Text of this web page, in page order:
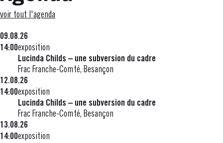
voir tout l'agenda
09.08.26
14:00exposition
Lucinda Childs – une subversion du cadre
Frac Franche-Comté, Besançon
12.08.26
14:00exposition
Lucinda Childs – une subversion du cadre
Frac Franche-Comté, Besançon
13.08.26
14:00exposition